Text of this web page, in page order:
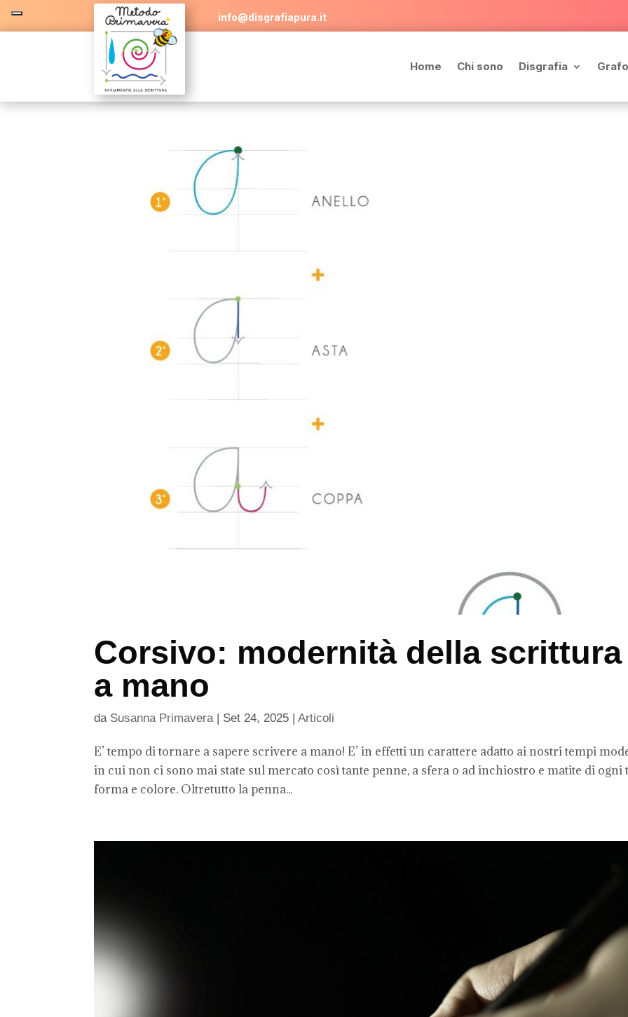
info@disgrafiapura.it
Home Chi sono Disgrafia
Corsivo: modernità della scrittura
a mano
da Susanna Primavera| Set 24, 2025 |Articoli
E’ tempo di tornare a sapere scrivere a mano! E’ in effetti un carattere adatto ai nostri tempi
in cui non ci sono mai state sul mercato così tante penne, a sfera o ad inchiostro e matite di ogni
forma e colore. Oltretutto la penna...